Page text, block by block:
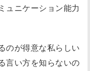
ュニケーション能力
のが得意な私らしい
言い方を知らないの